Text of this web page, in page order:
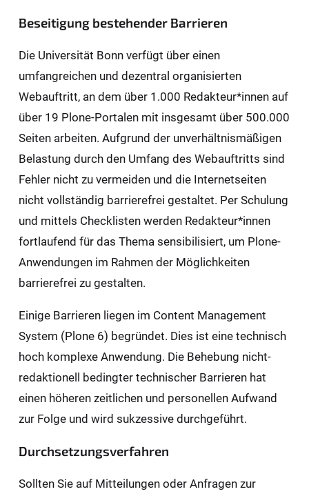
Beseitigung bestehender Barrieren
Die Universität Bonn verfügt über einen
umfangreichen und dezentral organisierten
Webauftritt, an dem über 1.000 Redakteur*innen auf
über 19 Plone-Portalen mit insgesamt über 500.000
Seiten arbeiten. Aufgrund der unverhältnismäßigen
Belastung durch den Umfang des Webauftritts sind
Fehler nicht zu vermeiden und die Internetseiten
nicht vollständig barrierefrei gestaltet. Per Schulung
und mittels Checklisten werden Redakteur*innen
fortlaufend für das Thema sensibilisiert, um Plone-
Anwendungen im Rahmen der Möglichkeiten
barrierefrei zu gestalten.
Einige Barrieren liegen im Content Management
System (Plone 6) begründet. Dies ist eine technisch
hoch komplexe Anwendung. Die Behebung nicht-
redaktionell bedingter technischer Barrieren hat
einen höheren zeitlichen und personellen Aufwand
zur Folge und wird sukzessive durchgeführt.
Durchsetzungsverfahren
Sollten Sie auf Mitteilungen oder Anfragen zur